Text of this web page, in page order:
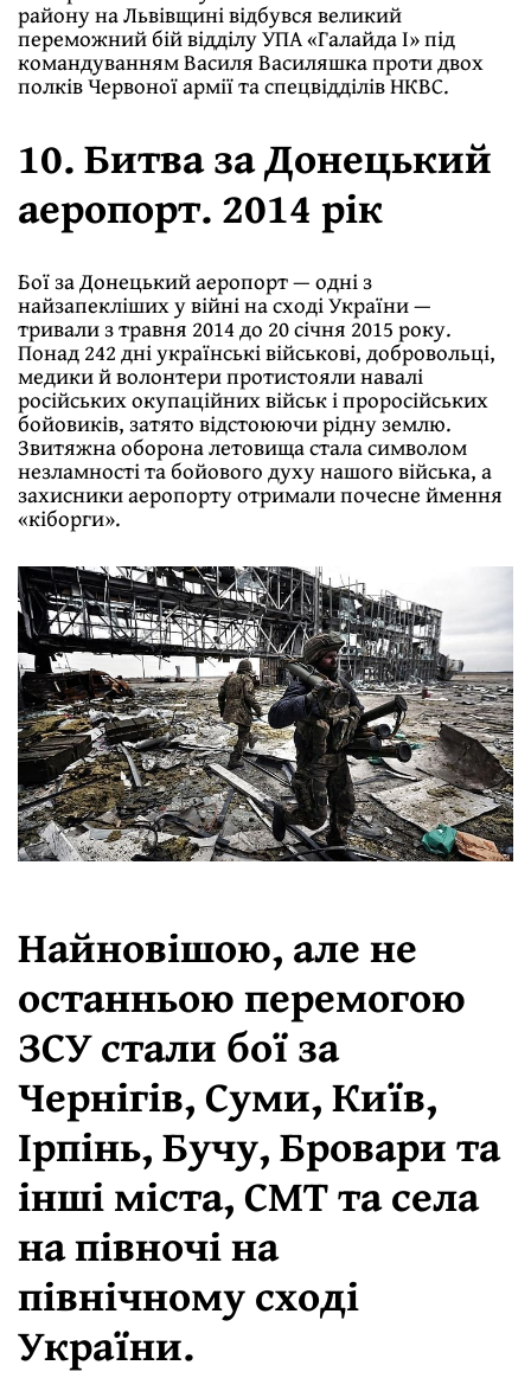
району на Львівщині відбувся великий
переможний бій відділу УПА «Галайда І» під
командуванням Василя Василяшка проти двох
полків Червоної армії та спецвідділів НКВС.
10. Битва за Донецький
аеропорт. 2014 рік
Бої за Донецький аеропорт — одні з
найзапекліших у війні на сході України —
тривали з травня 2014 до 20 січня 2015 року.
Понад 242 дні українські військові, добровольці,
медики й волонтери протистояли навалі
російських окупаційних військ і проросійських
бойовиків, затято відстоюючи рідну землю.
Звитяжна оборона летовища стала символом
незламності та бойового духу нашого війська, а
захисники аеропорту отримали почесне ймення
«кіборги».
Найновішою, але не
останньою перемогою
ЗСУ стали бої за
Чернігів, Суми, Київ,
Ірпінь, Бучу, Бровари та
інші міста, СМТ та села
на півночі на
північному сході
України.